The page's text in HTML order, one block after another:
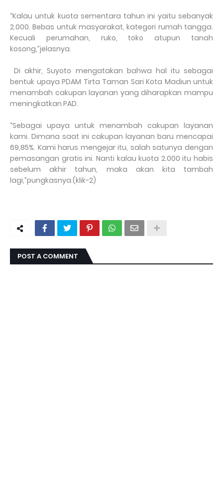
“Kalau untuk kuota sementara tahun ini yaitu sebanyak
2.000. Bebas untuk masyarakat, kategori rumah tangga.
Kecuali perumahan, ruko, toko atupun tanah
kosong,”jelasnya.
Di akhir, Suyoto mengatakan bahwa hal itu sebagai
bentuk upaya PDAM Tirta Taman Sari Kota Madiun untuk
menambah cakupan layanan yang diharapkan mampu
meningkatkan PAD.
“Sebagai upaya untuk menambah cakupan layanan
kami. Dimana saat ini cakupan layanan baru mencapai
69,85%. Kami harus mengejar itu, salah satunya dengan
pemasangan gratis ini. Nanti kalau kuota 2.000 itu habis
sebelum akhir tahun, maka akan kita tambah
lagi,”pungkasnya.(klik-2)
POST A COMMENT